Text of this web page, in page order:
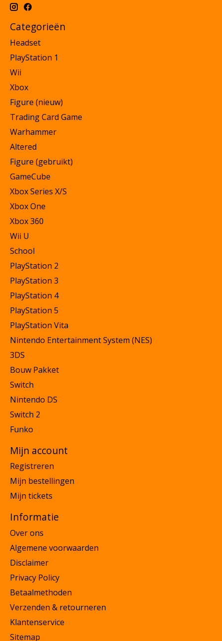
Categorieën
Headset
PlayStation 1
Wii
Xbox
Figure (nieuw)
Trading Card Game
Warhammer
Altered
Figure (gebruikt)
GameCube
Xbox Series X/S
Xbox One
Xbox 360
Wii U
School
PlayStation 2
PlayStation 3
PlayStation 4
PlayStation 5
PlayStation Vita
Nintendo Entertainment System (NES)
3DS
Bouw Pakket
Switch
Nintendo DS
Switch 2
Funko
Mijn account
Registreren
Mijn bestellingen
Mijn tickets
Informatie
Over ons
Algemene voorwaarden
Disclaimer
Privacy Policy
Betaalmethoden
Verzenden & retourneren
Klantenservice
Sitemap